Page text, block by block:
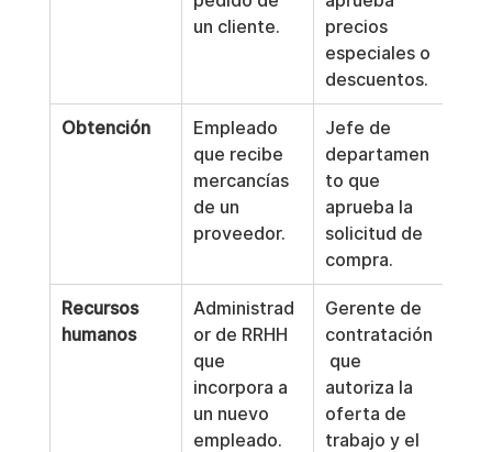
un cliente.
precios
especiales o
descuentos.
Obtención
Empleado
que recibe
mercancías
de un
proveedor.
Jefe de
departamen
to que
aprueba la
solicitud de
compra.
Recursos
humanos
Administrad
or de RRHH
que
incorpora a
un nuevo
empleado.
Gerente de
contratación
que
autoriza la
oferta de
trabajo y el